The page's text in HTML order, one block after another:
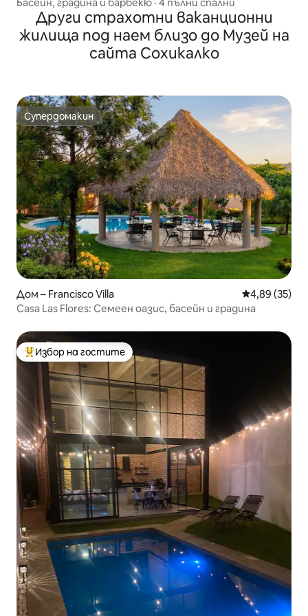
Други страхотни ваканционни
жилища под наем близо до Музей на
сайта Сохикалко
Супердомакин
Супердомакин
Дом – Francisco Villa Средна
4,89 (35)
Casa Las Flores: Семеен оазис, басейн и градина
Най-популярен избор на гостите
Избор на гостите